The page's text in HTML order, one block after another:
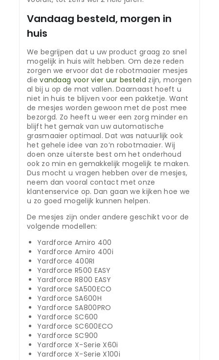
Vandaag besteld, morgen in
huis
We begrijpen dat u uw product graag zo snel
mogelijk in huis wilt hebben. Om deze reden
zorgen we ervoor dat de robotmaaier mesjes
dievandaag voor vier uur besteld zijn, morgen
al bij u op de mat vallen. Daarnaast hoeft u
niet in huis te blijven voor een pakketje. Want
de mesjes worden gewoon met de post mee
bezorgd. Zo heeft u weer een zorg minder en
blijft het gemak van uw automatische
grasmaaier optimaal. Dat was natuurlijk ook
het gehele idee van zo’n robotmaaier. Wij
doen onze uiterste best om het onderhoud
ook zo min en gemakkelijk mogelijk te maken.
Dus mocht u vragen hebben over de mesjes,
neem dan vooral contact met onze
klantenservice op. Dan gaan we kijken hoe we
u zo goed mogelijk kunnen helpen.
De mesjes zijn onder andere geschikt voor de
volgende modellen:
Yardforce Amiro 400
Yardforce Amiro 400i
Yardforce 400RI
Yardforce R500 EASY
Yardforce R800 EASY
Yardforce SA500ECO
Yardforce SA600H
Yardforce SA800PRO
Yardforce SC600
Yardforce SC600ECO
Yardforce SC900
Yardforce X-Serie X60i
Yardforce X-Serie X100i